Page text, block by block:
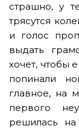
страшно, у
трясутся
и голос
выдать
хочет, чтобы
попинали
главное, на
первого
решилась